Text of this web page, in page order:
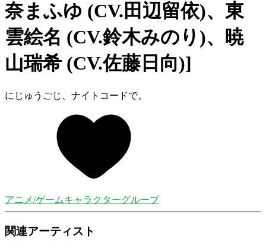
奈まふゆ (CV.田辺留依)、東
雲絵名 (CV.鈴木みのり)、暁
山瑞希 (CV.佐藤日向)]
にじゅうごじ、ナイトコードで。
アニメ/ゲームキャラクターグループ
関連アーティスト